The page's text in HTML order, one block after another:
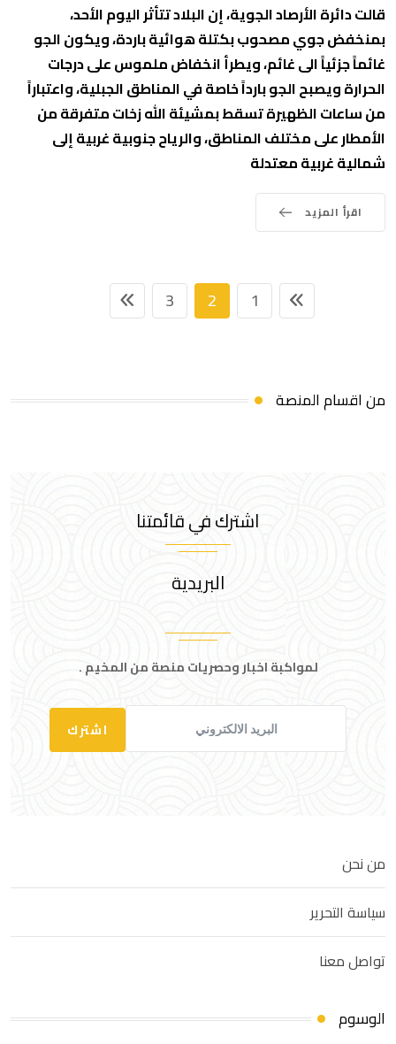
قالت دائرة الأرصاد الجوية، إن البلاد تتأثر اليوم الأحد،
بمنخفض جوي مصحوب بكتلة هوائية باردة، ويكون الجو
غائماً جزئياً الى غائم، ويطرأ انخفاض ملموس على درجات
الحرارة ويصبح الجو بارداً خاصة في المناطق الجبلية، واعتباراً
من ساعات الظهيرة تسقط بمشيئة الله زخات متفرقة من
الأمطار على مختلف المناطق، والرياح جنوبية غربية إلى
شمالية غربية معتدلة
اقرأ المزيد
1
2
3
من اقسام المنصة
اشترك في قائمتنا
البريدية
لمواكبة اخبار وحصريات منصة من المخيم .
اشترك
من نحن
سياسة التحرير
تواصل معنا
الوسوم